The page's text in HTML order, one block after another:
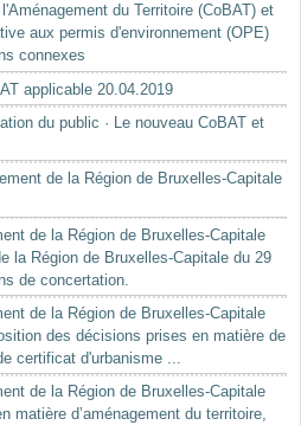
du Territoire (CoBAT) et
aux permis d'environnement (OPE)
connexes
applicable 20.04.2019
du public · Le nouveau CoBAT et
de la Région de Bruxelles-Capitale
de la Région de Bruxelles-Capitale
la Région de Bruxelles-Capitale du 29
de concertation.
de la Région de Bruxelles-Capitale
des décisions prises en matière de
certificat d'urbanisme ...
de la Région de Bruxelles-Capitale
matière d’aménagement du territoire,